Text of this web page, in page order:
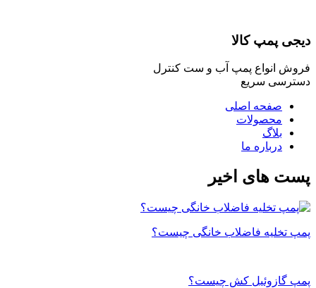
دیجی پمپ کالا
فروش انواع پمپ آب و ست کنترل
دسترسی سریع
صفحه اصلی
محصولات
بلاگ
درباره ما
پست های اخیر
پمپ تخلیه فاضلاب خانگی چیست؟
پمپ گازوئیل کش چیست؟